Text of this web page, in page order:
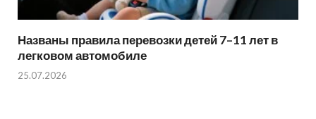
Названы правила перевозки детей 7–11 лет в
легковом автомобиле
25.07.2026